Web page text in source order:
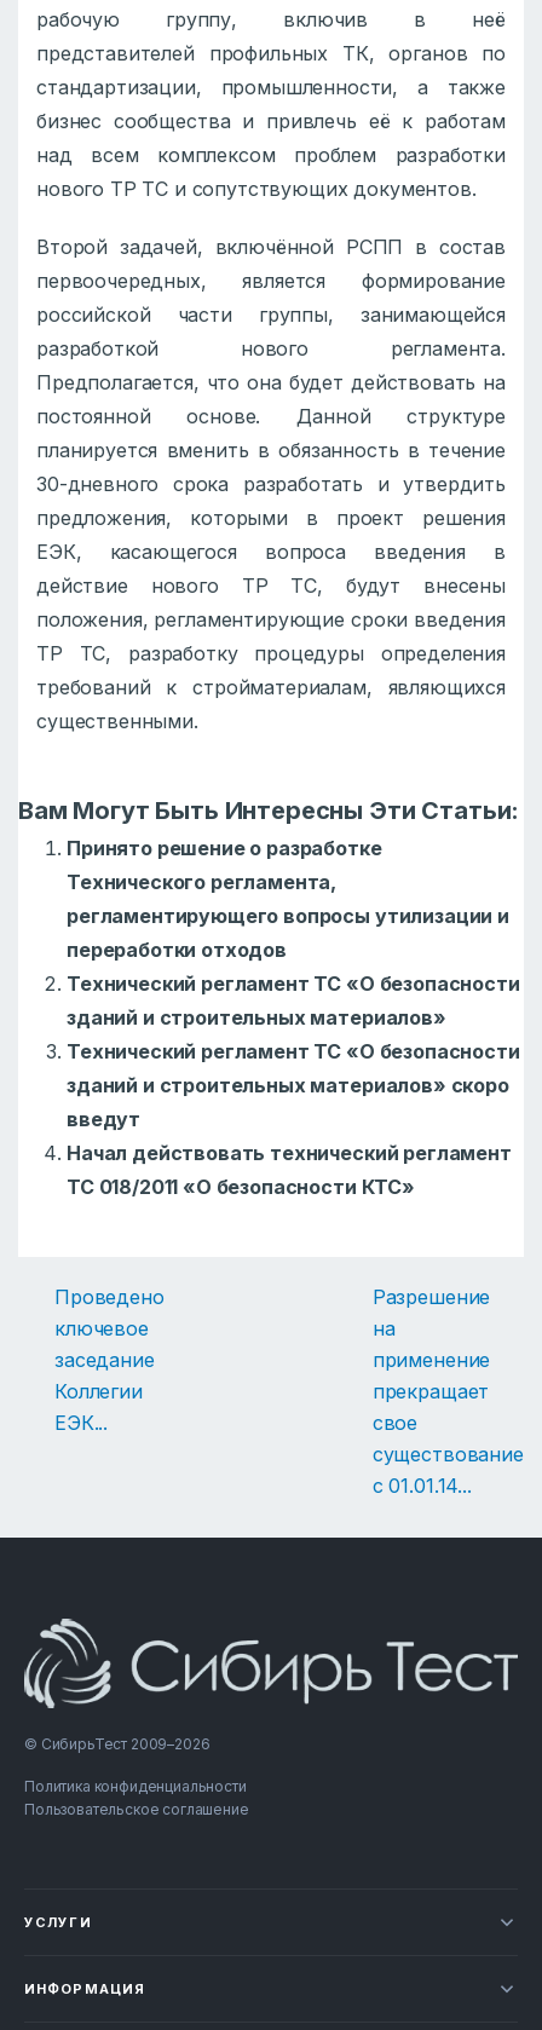
рабочую группу, включив в неё
представителей профильных ТК, органов по
стандартизации, промышленности, а также
бизнес сообщества и привлечь её к работам
над всем комплексом проблем разработки
нового ТР ТС и сопутствующих документов.
Второй задачей, включённой РСПП в состав
первоочередных, является формирование
российской части группы, занимающейся
разработкой нового регламента.
Предполагается, что она будет действовать на
постоянной основе. Данной структуре
планируется вменить в обязанность в течение
30-дневного срока разработать и утвердить
предложения, которыми в проект решения
ЕЭК, касающегося вопроса введения в
действие нового ТР ТС, будут внесены
положения, регламентирующие сроки введения
ТР ТС, разработку процедуры определения
требований к стройматериалам, являющихся
существенными.
Вам Могут Быть Интересны Эти Статьи:
Принято решение о разработке
Технического регламента,
регламентирующего вопросы утилизации и
переработки отходов
Технический регламент ТС «О безопасности
зданий и строительных материалов»
Технический регламент ТС «О безопасности
зданий и строительных материалов» скоро
введут
Начал действовать технический регламент
ТС 018/2011 «О безопасности КТС»
Проведено
ключевое
заседание
Коллегии
ЕЭК...
Разрешение
на
применение
прекращает
свое
существование
с 01.01.14...
© СибирьТест 2009–2026
Политика конфиденциальности
Пользовательское соглашение
УСЛУГИ
ИНФОРМАЦИЯ